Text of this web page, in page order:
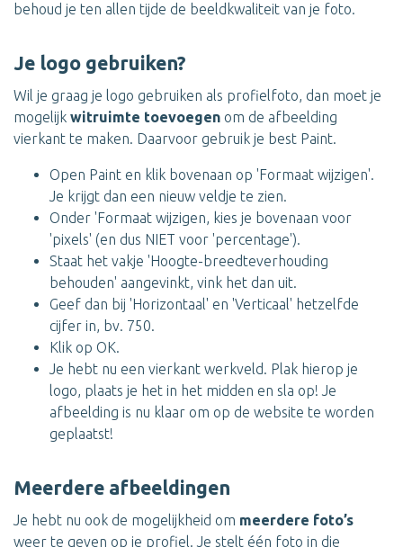
behoud je ten allen tijde de beeldkwaliteit van je foto.
Je logo gebruiken?
Wil je graag je logo gebruiken als profielfoto, dan moet je
mogelijk witruimte toevoegen om de afbeelding
vierkant te maken. Daarvoor gebruik je best Paint.
Open Paint en klik bovenaan op 'Formaat wijzigen'.
Je krijgt dan een nieuw veldje te zien.
Onder 'Formaat wijzigen, kies je bovenaan voor
'pixels' (en dus NIET voor 'percentage').
Staat het vakje 'Hoogte-breedteverhouding
behouden' aangevinkt, vink het dan uit.
Geef dan bij 'Horizontaal' en 'Verticaal' hetzelfde
cijfer in, bv. 750.
Klik op OK.
Je hebt nu een vierkant werkveld. Plak hierop je
logo, plaats je het in het midden en sla op! Je
afbeelding is nu klaar om op de website te worden
geplaatst!
Meerdere afbeeldingen
Je hebt nu ook de mogelijkheid om meerdere foto’s
weer te geven op je profiel. Je stelt één foto in die